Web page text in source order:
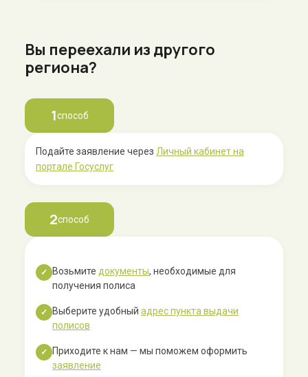
Вы переехали из другого
региона?
1способ
Подайте заявление через Личный кабинет на
портале Госуслуг
2способ
✓ Возьмите документы, необходимые для
получения полиса
✓ Выберите удобный адрес пункта выдачи
полисов
✓
Приходите к нам — мы поможем оформить
заявление